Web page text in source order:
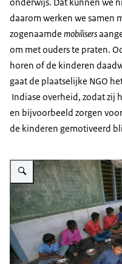
daarom werken we samen
zogenaamde mobilisers
om met ouders te praten.
horen of de kinderen
gaat de plaatselijke NGO
Indiase overheid, zodat zij
en bijvoorbeeld zorgen
de kinderen gemotiveerd
Vergroot afbeelding Onderwijs